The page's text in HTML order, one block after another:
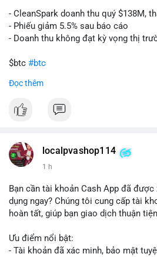
- CleanSpark doanh thu quý $138M,
- Phiếu giảm 5.5% sau báo cáo
- Doanh thu không đạt kỳ vọng thị
$btc #btc
#vlikevn
📰 Nguồn: Cointelegraph
Đọc thêm
localpvashop114
1 h
Bạn cần tài khoản Cash App đã
dụng ngay? Chúng tôi cung cấp tài
hoàn tất, giúp bạn giao dịch thuận
Ưu điểm nổi bật:
- Tài khoản đã xác minh, bảo mật